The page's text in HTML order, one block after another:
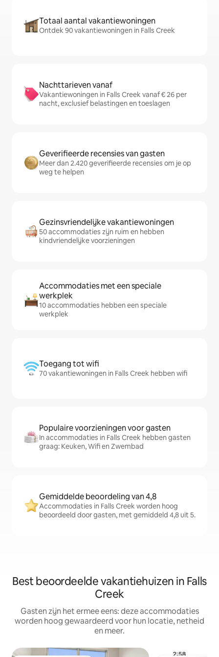
Totaal aantal vakantiewoningen
Ontdek 90 vakantiewoningen in Falls Creek
Nachttarieven vanaf
Vakantiewoningen in Falls Creek vanaf € 26 per
nacht, exclusief belastingen en toeslagen
Geverifieerde recensies van gasten
Meer dan 2.420 geverifieerde recensies om je op
weg te helpen
Gezinsvriendelijke vakantiewoningen
50 accommodaties zijn ruim en hebben
kindvriendelijke voorzieningen
Accommodaties met een speciale
werkplek
10 accommodaties hebben een speciale
werkplek
Toegang tot wifi
70 vakantiewoningen in Falls Creek hebben wifi
Populaire voorzieningen voor gasten
In accommodaties in Falls Creek hebben gasten
graag: Keuken, Wifi en Zwembad
Gemiddelde beoordeling van 4,8
Accommodaties in Falls Creek worden hoog
beoordeeld door gasten, met gemiddeld 4,8 uit 5.
Best beoordeelde vakantiehuizen in Falls
Creek
Gasten zijn het ermee eens: deze accommodaties
worden hoog gewaardeerd voor hun locatie, netheid
en meer.